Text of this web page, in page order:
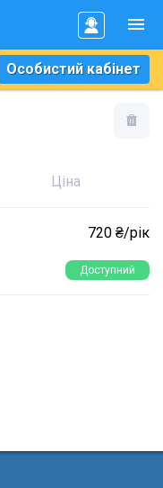
Особистий кабінет
Ціна
720 ₴/рік
Доступний